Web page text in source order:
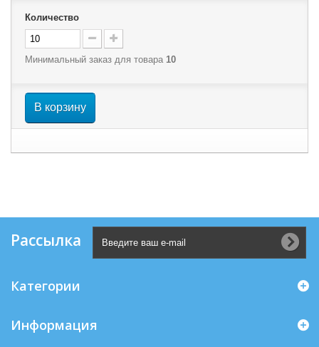
Количество
Минимальный заказ для товара 10
В корзину
Рассылка
Категории
Информация